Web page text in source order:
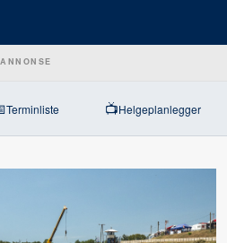
ANNONSE
Terminliste 📺Helgeplanlegger